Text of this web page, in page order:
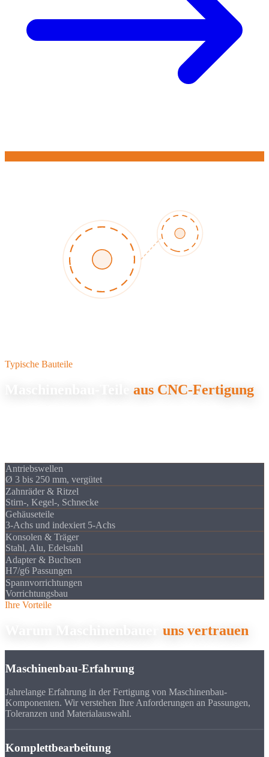
Typische Bauteile
aus CNC-Fertigung
Antriebswellen
Ø 3 bis 250 mm, vergütet
Zahnräder & Ritzel
Stirn-, Kegel-, Schnecke
Gehäuseteile
3-Achs und indexiert 5-Achs
Konsolen & Träger
Stahl, Alu, Edelstahl
Adapter & Buchsen
H7/g6 Passungen
Spannvorrichtungen
Vorrichtungsbau
Ihre Vorteile
uns vertrauen
Maschinenbau-Erfahrung
Jahrelange Erfahrung in der Fertigung von Maschinenbau-
Komponenten. Wir verstehen Ihre Anforderungen an Passungen,
Toleranzen und Materialauswahl.
Komplettbearbeitung